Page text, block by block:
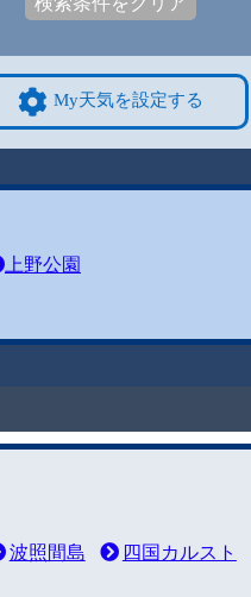
My天気を設定する
上野公園
波照間島 四国カルスト